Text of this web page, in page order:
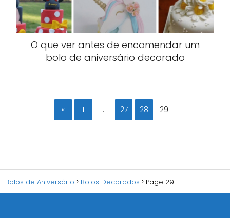
O que ver antes de encomendar um
bolo de aniversário decorado
« 1 … 27 28 29
Bolos de Aniversário Bolos Decorados Page 29